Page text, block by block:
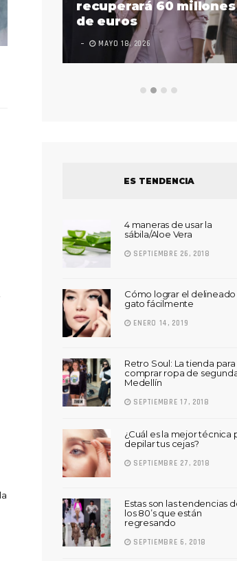
recuperará 60 millones
de euros
MAYO 18, 2026
ES TENDENCIA
4 maneras de usar la
sábila/Aloe Vera
SEPTIEMBRE 26, 2018
Cómo lograr el
gato fácilmente
ENERO 14, 2019
Retro Soul: La tienda para
comprar ropa de
Medellín
SEPTIEMBRE 17, 2018
¿Cuál es la mejor técnica
depilar tus cejas?
SEPTIEMBRE 27, 2018
Estas son las tendencias
los 80’s que están
regresando
SEPTIEMBRE 6, 2018